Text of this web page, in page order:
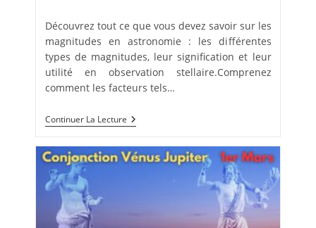
Découvrez tout ce que vous devez savoir sur les
magnitudes en astronomie : les différentes
types de magnitudes, leur signification et leur
utilité en observation stellaire.Comprenez
comment les facteurs tels…
Continuer La LectureLes
Magnitudes
Astronomie